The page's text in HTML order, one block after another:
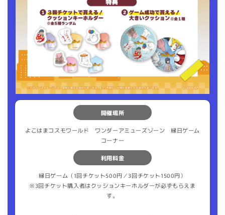
開催場所
よこはまコスモワールド ワンダーアミューズゾーン 縁日ゲーム
コーナー
利用料金
縁日ゲーム（1回チケット500円／3回チケット1500円）
※3回チケット購入者はクッションキーホルダーが必ずもらえま
す。